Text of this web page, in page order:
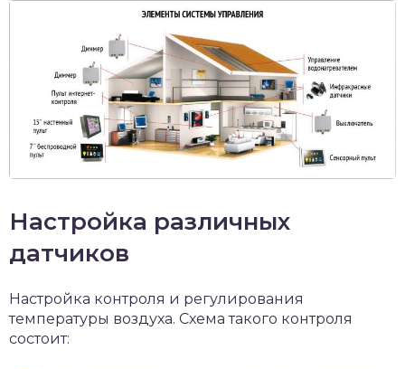
Настройка различных
датчиков
Настройка контроля и регулирования
температуры воздуха. Схема такого контроля
состоит: